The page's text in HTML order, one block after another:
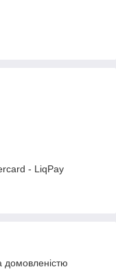
- LiqPay
домовленістю